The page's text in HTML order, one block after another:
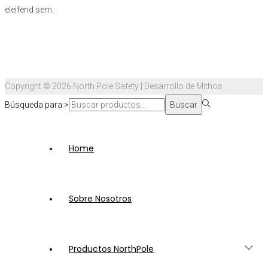
eleifend sem.
Copyright © 2026 North Pole Safety | Desarrollo de Mithos
Búsqueda para:>
Buscar
Home
Sobre Nosotros
Productos NorthPole